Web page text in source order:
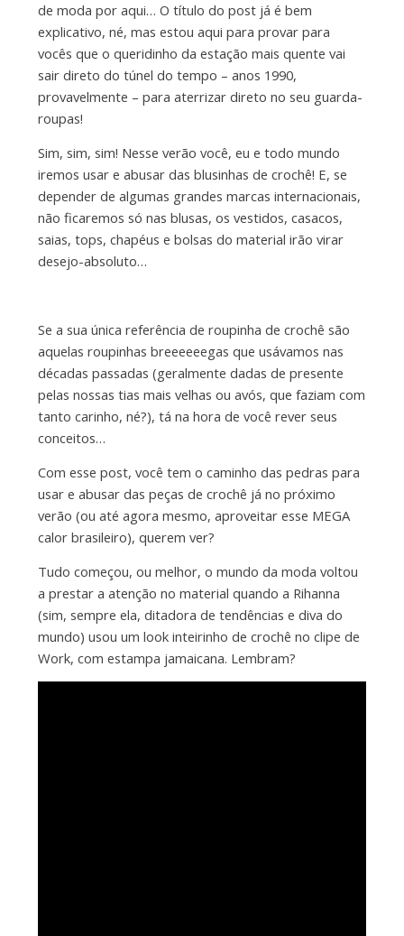
de moda por aqui… O título do post já é bem
explicativo, né, mas estou aqui para provar para
vocês que o queridinho da estação mais quente vai
sair direto do túnel do tempo – anos 1990,
provavelmente – para aterrizar direto no seu guarda-
roupas!
Sim, sim, sim! Nesse verão você, eu e todo mundo
iremos usar e abusar das blusinhas de crochê! E, se
depender de algumas grandes marcas internacionais,
não ficaremos só nas blusas, os vestidos, casacos,
saias, tops, chapéus e bolsas do material irão virar
desejo-absoluto…
Se a sua única referência de roupinha de crochê são
aquelas roupinhas breeeeeegas que usávamos nas
décadas passadas (geralmente dadas de presente
pelas nossas tias mais velhas ou avós, que faziam com
tanto carinho, né?), tá na hora de você rever seus
conceitos…
Com esse post, você tem o caminho das pedras para
usar e abusar das peças de crochê já no próximo
verão (ou até agora mesmo, aproveitar esse MEGA
calor brasileiro), querem ver?
Tudo começou, ou melhor, o mundo da moda voltou
a prestar a atenção no material quando a Rihanna
(sim, sempre ela, ditadora de tendências e diva do
mundo) usou um look inteirinho de crochê no clipe de
Work, com estampa jamaicana. Lembram?